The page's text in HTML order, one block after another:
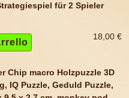
für 2 Spieler
18,00 €